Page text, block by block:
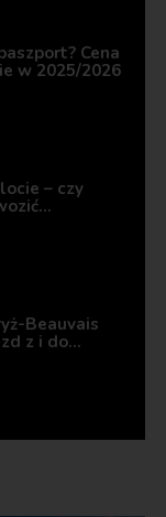
Cena
w 2025/2026
– czy
Beauvais
z i do…